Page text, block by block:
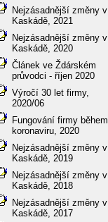
Nejzásadnější změny v
Kaskádě, 2021
Nejzásadnější změny v
Kaskádě, 2020
Článek ve Ždárském
průvodci - říjen 2020
Výročí 30 let firmy,
2020/06
Fungování firmy během
koronaviru, 2020
Nejzásadnější změny v
Kaskádě, 2019
Nejzásadnější změny v
Kaskádě, 2018
Nejzásadnější změny v
Kaskádě, 2017